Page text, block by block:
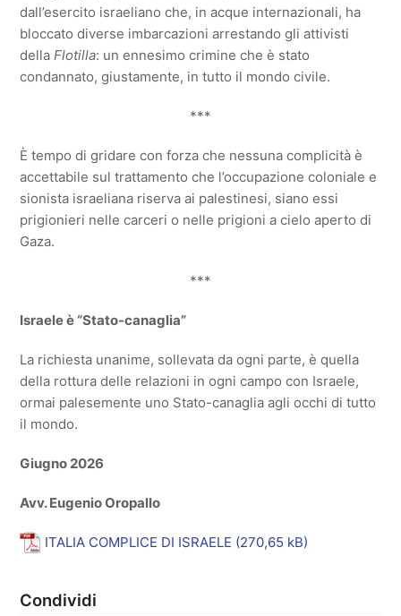
dall’esercito israeliano che, in acque internazionali, ha
bloccato diverse imbarcazioni arrestando gli attivisti
dellaFlotilla: un ennesimo crimine che è stato
condannato, giustamente, in tutto il mondo civile.
***
È tempo di gridare con forza che nessuna complicità è
accettabile sul trattamento che l’occupazione coloniale e
sionista israeliana riserva ai palestinesi, siano essi
prigionieri nelle carceri o nelle prigioni a cielo aperto di
Gaza.
***
Israele è “Stato-canaglia”
La richiesta unanime, sollevata da ogni parte, è quella
della rottura delle relazioni in ogni campo con Israele,
ormai palesemente uno Stato-canaglia agli occhi di tutto
il mondo.
Giugno 2026
Avv. Eugenio Oropallo
ITALIA COMPLICE DI ISRAELE
Condividi